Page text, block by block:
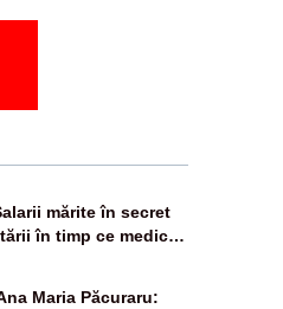
mărite în secret
în timp ce medicii
Maria Păcuraru: